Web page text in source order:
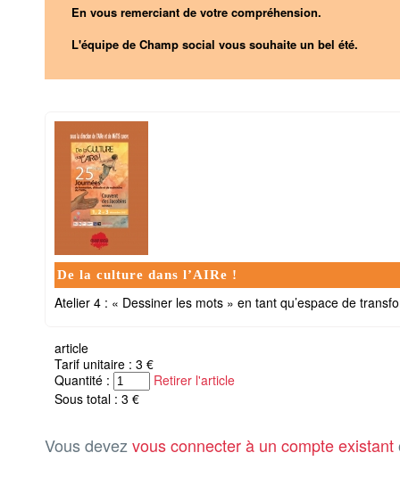
En vous remerciant de votre compréhension.
L'équipe de Champ social vous souhaite un bel été.
De la culture dans l’AIRe !
Atelier 4 : « Dessiner les mots » en tant qu’espace de
article
Tarif unitaire : 3 €
Quantité :
Retirer l'article
Sous total : 3 €
Vous devez vous connecter à un compte existant